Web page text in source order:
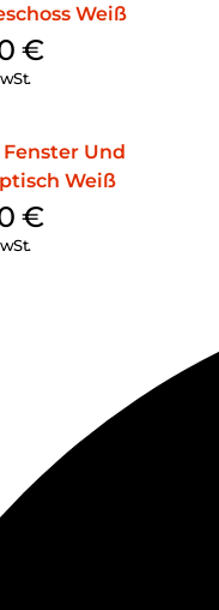
Weiß
€
Und
Weiß
€